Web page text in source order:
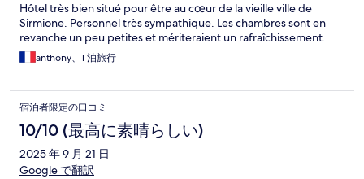
Hôtel très bien situé pour être au cœur de la vieille ville de
Sirmione. Personnel très sympathique. Les chambres sont en
revanche un peu petites et mériteraient un rafraîchissement.
anthony、1 泊旅行
宿泊者限定の口コミ
10/10 (最高に素晴らしい)
2025 年 9 月 21 日
Google で翻訳